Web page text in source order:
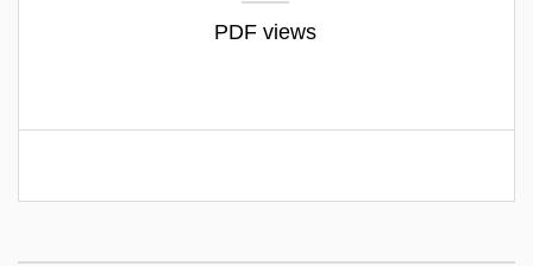
PDF views